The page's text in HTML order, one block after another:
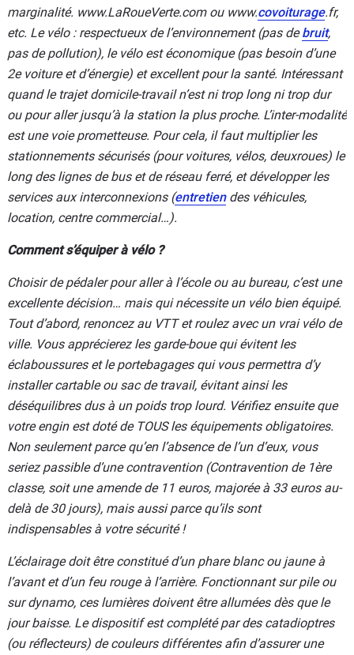
marginalité. www.LaRoueVerte.com ou www.covoiturage.fr,
etc. Le vélo : respectueux de l’environnement (pas debruit,
pas de pollution), le vélo est économique (pas besoin d’une
2e voiture et d’énergie) et excellent pour la santé. Intéressant
quand le trajet domicile-travail n’est ni trop long ni trop dur
ou pour aller jusqu’à la station la plus proche. L’inter-modalité
est une voie prometteuse. Pour cela, il faut multiplier les
stationnements sécurisés (pour voitures, vélos, deuxroues) le
long des lignes de bus et de réseau ferré, et développer les
services aux interconnexions (entretiendes véhicules,
location, centre commercial…).
Comment s’équiper à vélo ?
Choisir de pédaler pour aller à l’école ou au bureau, c’est une
excellente décision… mais qui nécessite un vélo bien équipé.
Tout d’abord, renoncez au VTT et roulez avec un vrai vélo de
ville. Vous apprécierez les garde-boue qui évitent les
éclaboussures et le portebagages qui vous permettra d’y
installer cartable ou sac de travail, évitant ainsi les
déséquilibres dus à un poids trop lourd. Vérifiez ensuite que
votre engin est doté de TOUS les équipements obligatoires.
Non seulement parce qu’en l’absence de l’un d’eux, vous
seriez passible d’une contravention (Contravention de 1ère
classe, soit une amende de 11 euros, majorée à 33 euros au-
delà de 30 jours), mais aussi parce qu’ils sont
indispensables à votre sécurité !
L’éclairage doit être constitué d’un phare blanc ou jaune à
l’avant et d’un feu rouge à l’arrière. Fonctionnant sur pile ou
sur dynamo, ces lumières doivent être allumées dès que le
jour baisse. Le dispositif est complété par des catadioptres
(ou réflecteurs) de couleurs différentes afin d’assurer une